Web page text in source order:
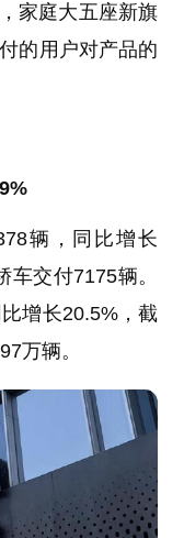
家庭大五座新旗
的用户对产品的
辆，同比增长
交付7175辆。
增长20.5%，截
万辆。